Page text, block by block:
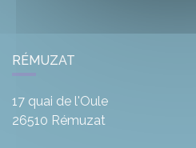
RÉMUZAT
17 quai de l'Oule
26510 Rémuzat